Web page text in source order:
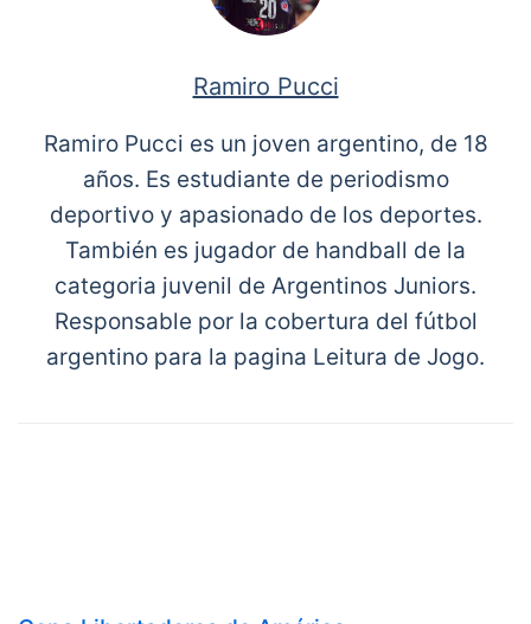
Ramiro Pucci
Ramiro Pucci es un joven argentino, de 18
años. Es estudiante de periodismo
deportivo y apasionado de los deportes.
También es jugador de handball de la
categoria juvenil de Argentinos Juniors.
Responsable por la cobertura del fútbol
argentino para la pagina Leitura de Jogo.